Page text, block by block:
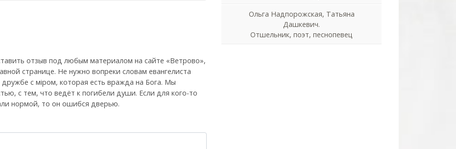
отзыв под любым материалом на сайте «Ветрово»,
странице. Не нужно вопреки словам евангелиста
дружбе с мiром, которая есть вражда на Бога. Мы
с тем, что ведёт к погибели души. Если для кого-то
нормой, то он ошибся дверью.
Ольга Надпорожская, Татьяна
Дашкевич.
Отшельник, поэт, песнопевец